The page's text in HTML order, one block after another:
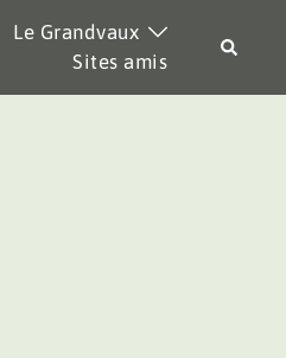
Le Grandvaux
Sites amis